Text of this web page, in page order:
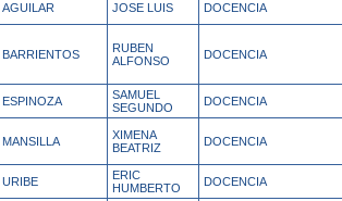
AGUILAR JOSE LUIS DOCENCIA
BARRIENTOS
RUBEN
ALFONSO
DOCENCIA
ESPINOZA
SAMUEL
SEGUNDO
DOCENCIA
MANSILLA
XIMENA
BEATRIZ
DOCENCIA
URIBE
ERIC
HUMBERTO
DOCENCIA